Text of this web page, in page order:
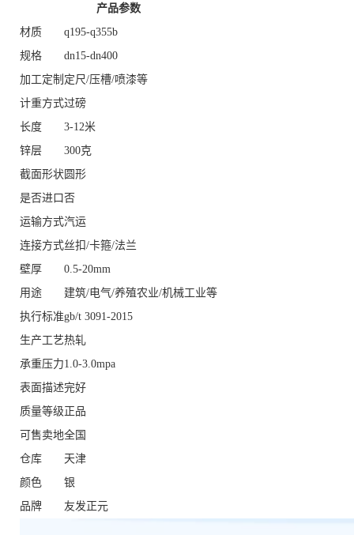
产品参数
材质
q195-q355b
规格
dn15-dn400
加工定制 定尺/压槽/喷漆等
计重方式过磅
长度
3-12米
锌层
300克
截面形状圆形
是否进口否
运输方式汽运
连接方式丝扣/卡箍/法兰
壁厚
0.5-20mm
用途
建筑/电气/养殖农业/机械工业等
执行标准gb/t 3091-2015
生产工艺热轧
承重压力1.0-3.0mpa
表面描述完好
质量等级 正品
可售卖地全国
仓库
天津
颜色
银
品牌
友发正元